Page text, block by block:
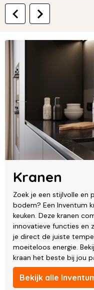
Kranen
Zoek je een stijlvolle en
bodem? Een Inventum
keuken. Deze kranen
innovatieve functies en
je direct de juiste
moeiteloos energie.
kraan het beste bij jou
Bekijk alle